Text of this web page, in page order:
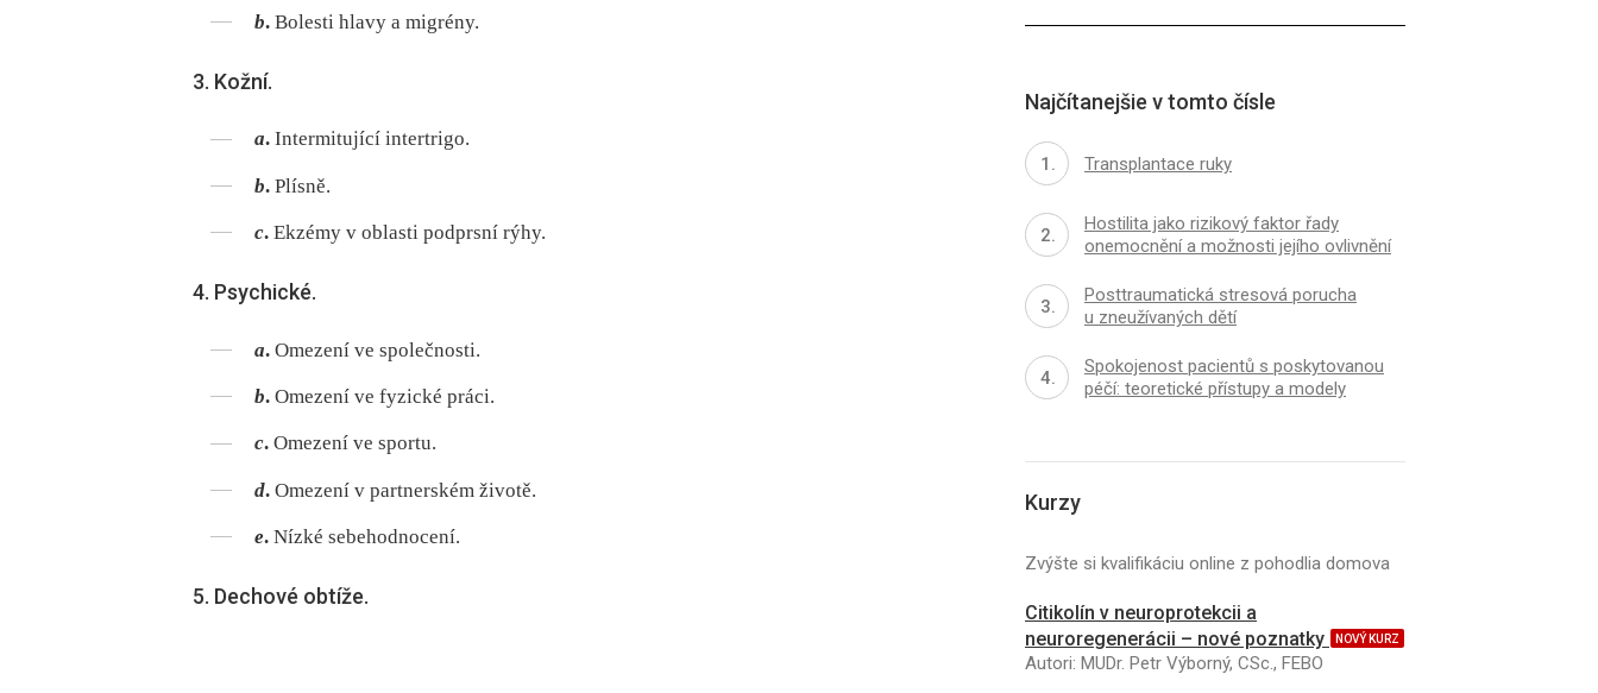
b. Bolesti hlavy a migrény.
3. Kožní.
a. Intermitující intertrigo.
b. Plísně.
c. Ekzémy v oblasti podprsní rýhy.
4. Psychické.
a. Omezení ve společnosti.
b. Omezení ve fyzické práci.
c. Omezení ve sportu.
d. Omezení v partnerském životě.
e. Nízké sebehodnocení.
5. Dechové obtíže.
Najčítanejšie v tomto čísle
Transplantace ruky
Hostilita jako rizikový faktor řady
onemocnění a možnosti jejího ovlivnění
Posttraumatická stresová porucha
u zneužívaných dětí
Spokojenost pacientů s poskytovanou
péčí: teoretické přístupy a modely
Kurzy
Zvýšte si kvalifikáciu online z pohodlia domova
Citikolín v neuroprotekcii a
neuroregenerácii – nové poznatky
NOVÝ KURZ
Autori: MUDr. Petr Výborný, CSc., FEBO